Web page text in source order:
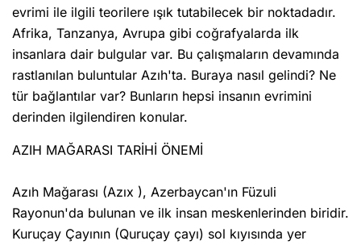
evrimi ile ilgili teorilere ışık tutabilecek bir noktadadır.
Afrika, Tanzanya, Avrupa gibi coğrafyalarda ilk
insanlara dair bulgular var. Bu çalışmaların devamında
rastlanılan buluntular Azıh'ta. Buraya nasıl gelindi? Ne
tür bağlantılar var? Bunların hepsi insanın evrimini
derinden ilgilendiren konular.
AZIH MAĞARASI TARİHİ ÖNEMİ
Azıh Mağarası (Azıx ), Azerbaycan'ın Füzuli
Rayonun'da bulunan ve ilk insan meskenlerinden biridir.
Kuruçay Çayının (Quruçay çayı) sol kıyısında yer